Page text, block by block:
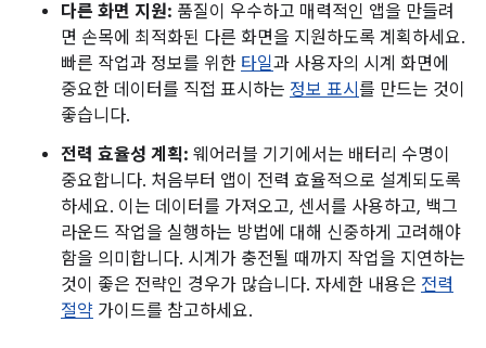
다른 화면 지원: 품질이 우수하고 매력적인 앱을 만들려
면 손목에 최적화된 다른 화면을 지원하도록 계획하세요.
빠른 작업과 정보를 위한 타일과 사용자의 시계 화면에
중요한 데이터를 직접 표시하는 정보 표시 를 만드는 것이
좋습니다.
전력 효율성 계획: 웨어러블 기기에서는 배터리 수명이
중요합니다. 처음부터 앱이 전력 효율적으로 설계되도록
하세요. 이는 데이터를 가져오고, 센서를 사용하고, 백그
라운드 작업을 실행하는 방법에 대해 신중하게 고려해야
함을 의미합니다. 시계가 충전될 때까지 작업을 지연하는
것이 좋은 전략인 경우가 많습니다. 자세한 내용은 전력
절약 가이드를 참고하세요.